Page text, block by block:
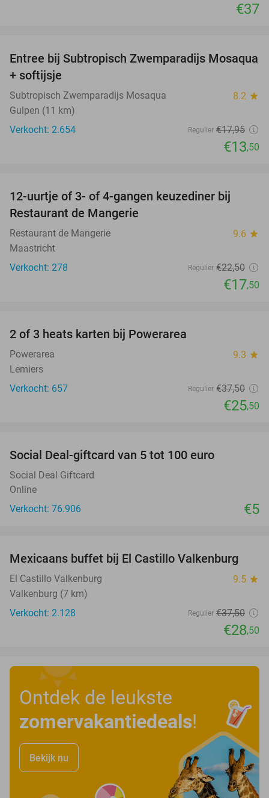
€37
25%
Entree bij Subtropisch Zwemparadijs Mosaqua
+ softijsje
Subtropisch Zwemparadijs Mosaqua 8.2 star
Gulpen (11 km)
Verkocht: 2.654
Regulier €17,95
€13,50
12-uurtje of 3- of 4-gangen keuzediner bij
Restaurant de Mangerie
Restaurant de Mangerie 9.6 star
Maastricht
Verkocht: 278
Regulier €22,50
€17,50
2 of 3 heats karten bij Powerarea
Powerarea 9.3 star
Lemiers
Verkocht: 657
Regulier €37,50
€25,50
Social Deal-giftcard van 5 tot 100 euro
Social Deal Giftcard
Online
Verkocht: 76.906
€5
24%
Mexicaans buffet bij El Castillo Valkenburg
El Castillo Valkenburg 9.5 star
Valkenburg (7 km)
Verkocht: 2.128
Regulier €37,50
€28,50
Ontdek de leukste
zomervakantiedeals!
Bekijk nu